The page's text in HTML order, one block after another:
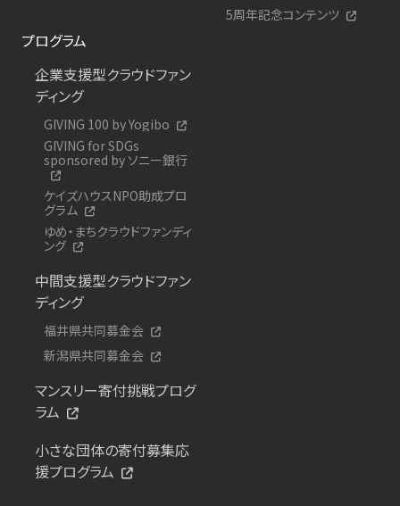
5周年記念コンテンツ
プログラム
企業支援型クラウドファン
ディング
GIVING 100 by Yogibo
GIVING for SDGs
sponsored by ソニー銀行
ケイズハウスNPO助成プロ
グラム
ゆめ・まちクラウドファンディ
ング
中間支援型クラウドファン
ディング
福井県共同募金会
新潟県共同募金会
マンスリー寄付挑戦プログ
ラム
小さな団体の寄付募集応
援プログラム